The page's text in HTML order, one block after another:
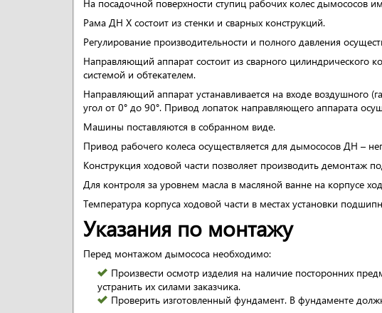
На посадочной поверхности ступиц рабочих колес дымососов
Рама ДН Х состоит из стенки и сварных конструкций.
Регулирование производительности и полного давления
Направляющий аппарат состоит из сварного цилиндрического
системой и обтекателем.
Направляющий аппарат устанавливается на входе воздушного
угол от 0° до 90°. Привод лопаток направляющего аппарата
Машины поставляются в собранном виде.
Привод рабочего колеса осуществляется для дымососов ДН –
Конструкция ходовой части позволяет производить демонтаж
Для контроля за уровнем масла в масляной ванне на корпусе
Температура корпуса ходовой части в местах установки
Указания по монтажу
Перед монтажом дымососа необходимо:
Произвести осмотр изделия на наличие посторонних
устранить их силами заказчика.
Проверить изготовленный фундамент. В фундаменте